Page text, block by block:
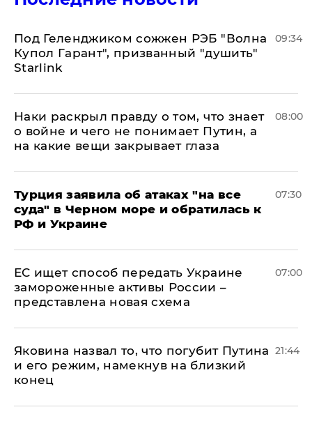
Под Геленджиком сожжен РЭБ "Волна
Купол Гарант", призванный "душить"
Starlink
09:34
Наки раскрыл правду о том, что знает
о войне и чего не понимает Путин, а
на какие вещи закрывает глаза
08:00
Турция заявила об атаках "на все
суда" в Черном море и обратилась к
РФ и Украине
07:30
ЕС ищет способ передать Украине
замороженные активы России –
представлена новая схема
07:00
Яковина назвал то, что погубит Путина
и его режим, намекнув на близкий
конец
21:44